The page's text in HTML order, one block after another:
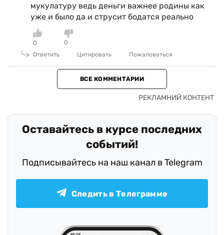
мукулатуру ведь деньги важнее родины как
уже и было да и струсит бодатся реально
0
0
Ответить
Цитировать Пожаловаться
ВСЕ КОММЕНТАРИИ
Оставайтесь в курсе последних
событий!
Подписывайтесь на наш канал в Telegram
Следить в Телеграмме